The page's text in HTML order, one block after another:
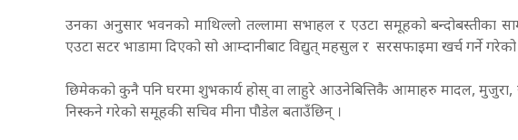
उनका अनुसार भवनको माथिल्लो तल्लामा सभाहल र एउटा समूहको बन्दोबस्तीका
एउटा सटर भाडामा दिएको सो आम्दानीबाट विद्युत् महसुल र सरसफाइमा खर्च गर्ने
छिमेकको कुनै पनि घरमा शुभकार्य होस् वा लाहुरे आउनेबित्तिकै आमाहरु मादल, मुजुरा,
निस्कने गरेको समूहकी सचिव मीना पौडेल बताउँछिन् ।